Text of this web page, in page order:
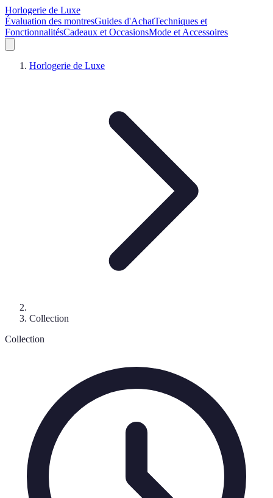
Horlogerie de Luxe
Évaluation des montresGuides d'AchatTechniques et
FonctionnalitésCadeaux et OccasionsMode et Accessoires
Horlogerie de Luxe
Collection
Collection